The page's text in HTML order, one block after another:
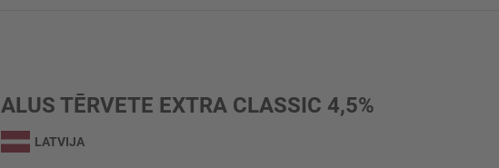
ALUS TĒRVETE EXTRA CLASSIC 4,5%
LATVIJA